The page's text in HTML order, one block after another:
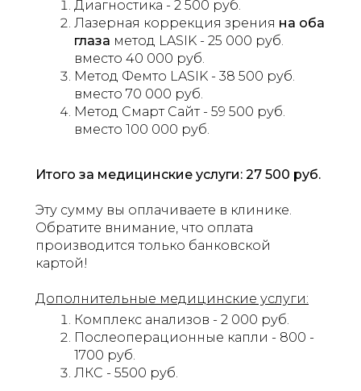
Диагностика - 2 500 руб.
Лазерная коррекция зрения на оба
глаза метод LASIK - 25 000 руб.
вместо 40 000 руб.
Метод Фемто LASIK - 38 500 руб.
вместо 70 000 руб.
Метод Смарт Сайт - 59 500 руб.
вместо 100 000 руб.
Итого за медицинские услуги: 27 500 руб.
Эту сумму вы оплачиваете в клинике.
Обратите внимание, что оплата
производится только банковской
картой!
Дополнительные медицинские услуги:
Комплекс анализов - 2 000 руб.
Послеоперационные капли - 800 -
1700 руб.
ЛКС - 5500 руб.